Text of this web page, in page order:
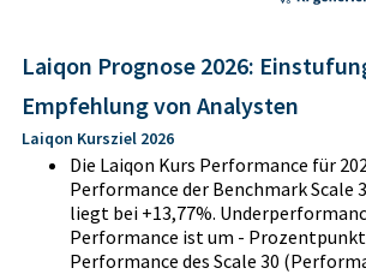
Laiqon Prognose 2026:
Empfehlung von Analysten
Laiqon Kursziel 2026
Die Laiqon Kurs Performance für
Performance der Benchmark Scale
liegt bei +13,77%.
Performance ist um -
Performance des Scale 30